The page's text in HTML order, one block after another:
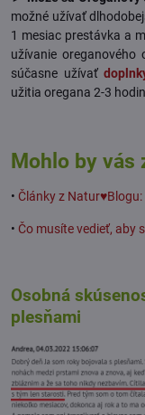
možné užívať
1 mesiac prestávka a
užívanie oreganového
súčasne užívať
užitia oregana 2-3
Mohlo by vás
• Články z
• Čo musíte vedieť, aby
Osobná
plesňami